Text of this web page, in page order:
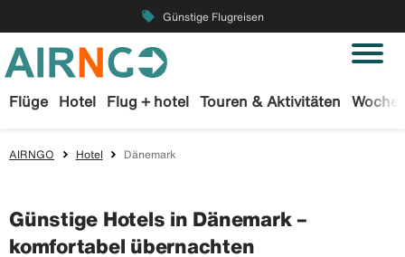
local_offer Günstige Flugreisen
Flüge Hotel Flug + hotel Touren & Aktivitäten
AIRNGO Hotel Dänemark
Günstige Hotels in Dänemark –
komfortabel übernachten